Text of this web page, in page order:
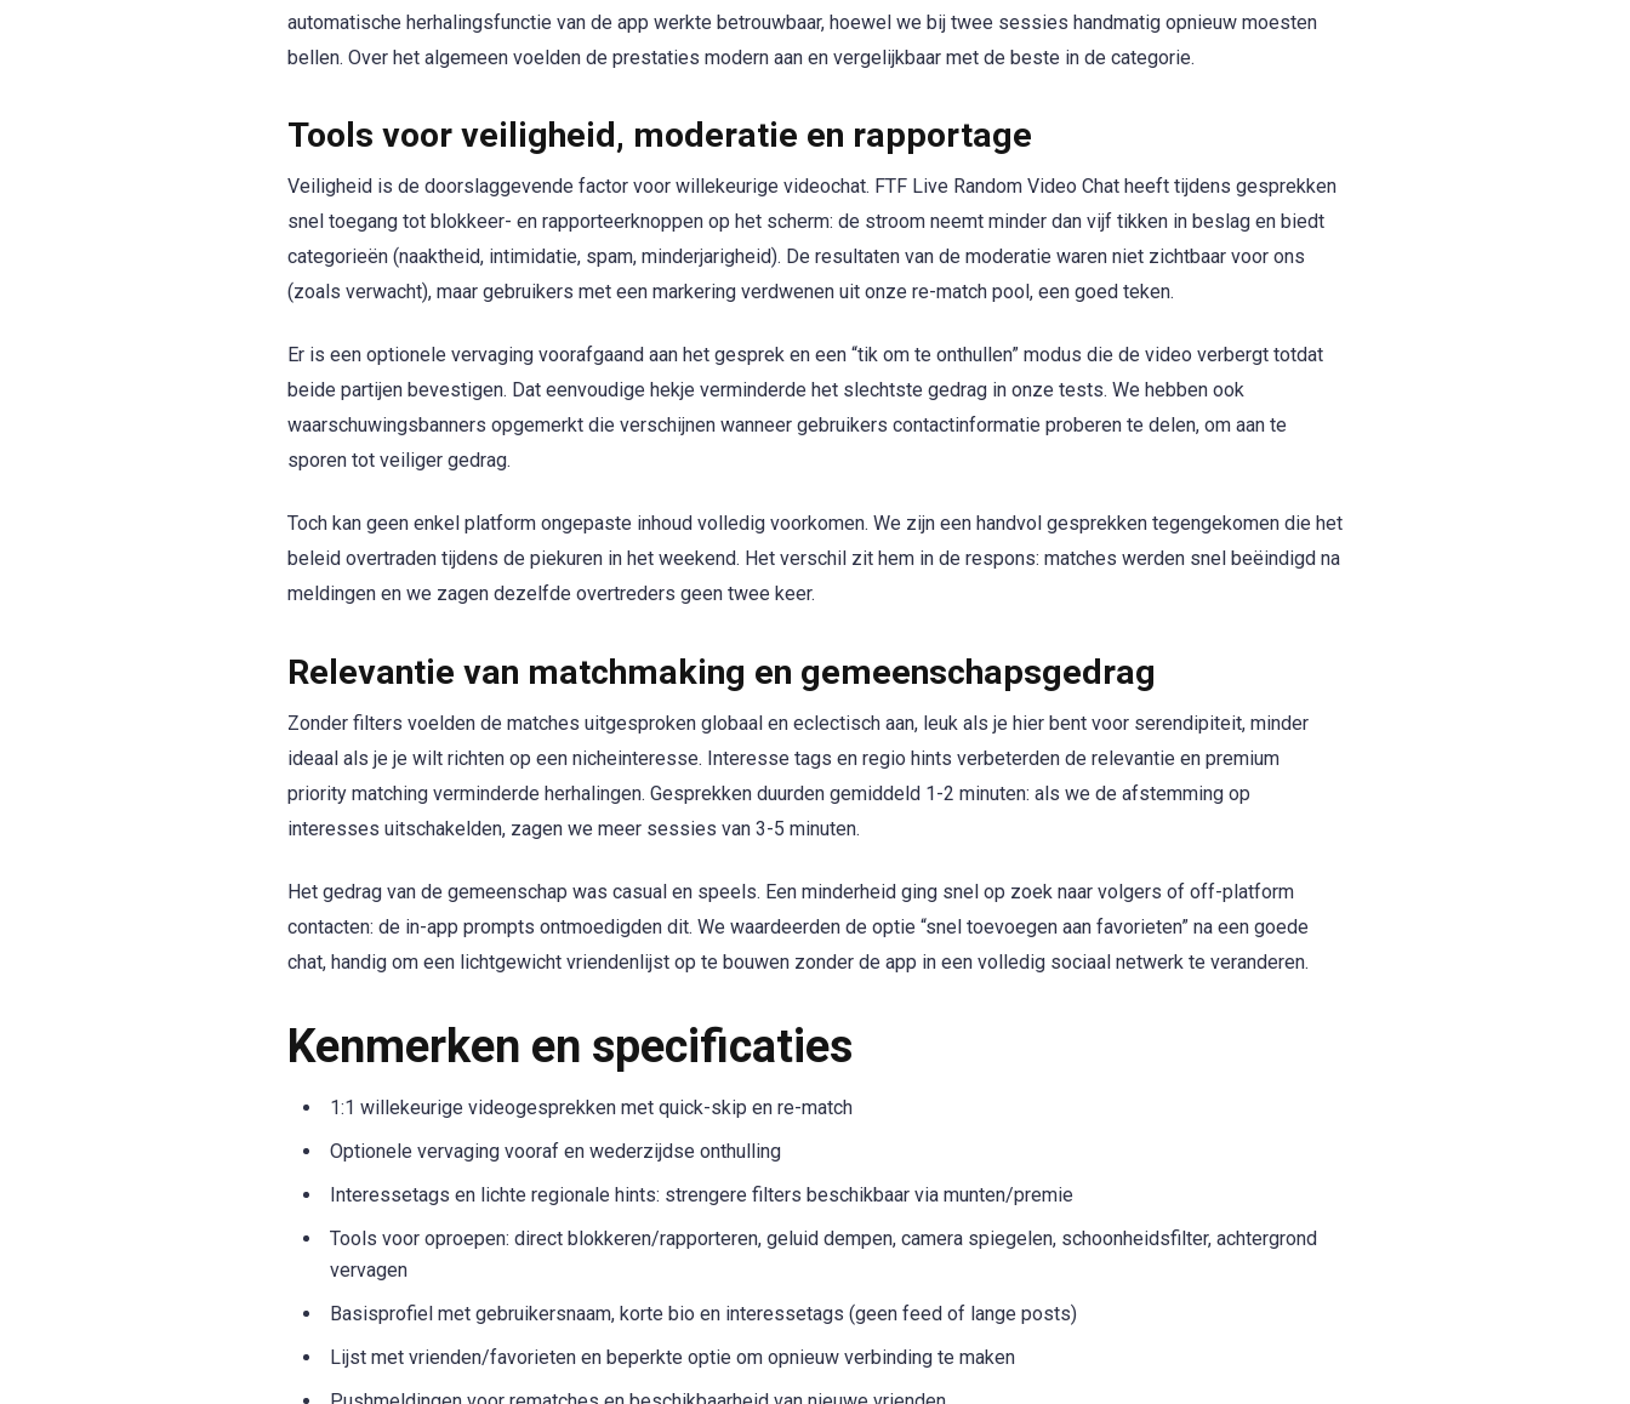
automatische herhalingsfunctie van de app werkte betrouwbaar, hoewel we bij twee sessies handmatig opnieuw moesten
bellen. Over het algemeen voelden de prestaties modern aan en vergelijkbaar met de beste in de categorie.
Tools voor veiligheid, moderatie en rapportage
Veiligheid is de doorslaggevende factor voor willekeurige videochat. FTF Live Random Video Chat heeft tijdens gesprekken
snel toegang tot blokkeer- en rapporteerknoppen op het scherm: de stroom neemt minder dan vijf tikken in beslag en biedt
categorieën (naaktheid, intimidatie, spam, minderjarigheid). De resultaten van de moderatie waren niet zichtbaar voor ons
(zoals verwacht), maar gebruikers met een markering verdwenen uit onze re-match pool, een goed teken.
Er is een optionele vervaging voorafgaand aan het gesprek en een “tik om te onthullen” modus die de video verbergt totdat
beide partijen bevestigen. Dat eenvoudige hekje verminderde het slechtste gedrag in onze tests. We hebben ook
waarschuwingsbanners opgemerkt die verschijnen wanneer gebruikers contactinformatie proberen te delen, om aan te
sporen tot veiliger gedrag.
Toch kan geen enkel platform ongepaste inhoud volledig voorkomen. We zijn een handvol gesprekken tegengekomen die het
beleid overtraden tijdens de piekuren in het weekend. Het verschil zit hem in de respons: matches werden snel beëindigd na
meldingen en we zagen dezelfde overtreders geen twee keer.
Relevantie van matchmaking en gemeenschapsgedrag
Zonder filters voelden de matches uitgesproken globaal en eclectisch aan, leuk als je hier bent voor serendipiteit, minder
ideaal als je je wilt richten op een nicheinteresse. Interesse tags en regio hints verbeterden de relevantie en premium
priority matching verminderde herhalingen. Gesprekken duurden gemiddeld 1-2 minuten: als we de afstemming op
interesses uitschakelden, zagen we meer sessies van 3-5 minuten.
Het gedrag van de gemeenschap was casual en speels. Een minderheid ging snel op zoek naar volgers of off-platform
contacten: de in-app prompts ontmoedigden dit. We waardeerden de optie “snel toevoegen aan favorieten” na een goede
chat, handig om een lichtgewicht vriendenlijst op te bouwen zonder de app in een volledig sociaal netwerk te veranderen.
Kenmerken en specificaties
1:1 willekeurige videogesprekken met quick-skip en re-match
Optionele vervaging vooraf en wederzijdse onthulling
Interessetags en lichte regionale hints: strengere filters beschikbaar via munten/premie
Tools voor oproepen: direct blokkeren/rapporteren, geluid dempen, camera spiegelen, schoonheidsfilter, achtergrond
vervagen
Basisprofiel met gebruikersnaam, korte bio en interessetags (geen feed of lange posts)
Lijst met vrienden/favorieten en beperkte optie om opnieuw verbinding te maken